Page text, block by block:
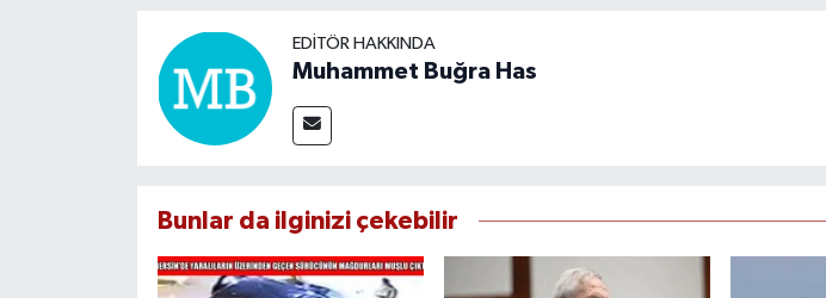
EDITÖR HAKKINDA
Muhammet Buğra Has
Bunlar da ilginizi çekebilir